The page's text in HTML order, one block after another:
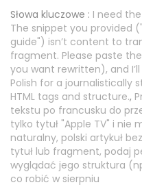
Słowa kluczowe : I need
The snippet you provided
guide") isn’t content to
fragment. Please paste
you want rewritten), and
Polish for a journalistically
HTML tags and structure.,
tekstu po francusku do
tylko tytuł "Apple TV" i nie
naturalny, polski artykuł
tytuł lub fragment, podaj
wyglądać jego struktura
co robić w sierpniu